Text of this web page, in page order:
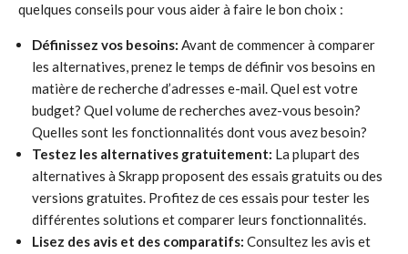
quelques conseils pour vous aider à faire le bon choix :
Définissez vos besoins: Avant de commencer à comparer
les alternatives, prenez le temps de définir vos besoins en
matière de recherche d’adresses e-mail. Quel est votre
budget? Quel volume de recherches avez-vous besoin?
Quelles sont les fonctionnalités dont vous avez besoin?
Testez les alternatives gratuitement: La plupart des
alternatives à Skrapp proposent des essais gratuits ou des
versions gratuites. Profitez de ces essais pour tester les
différentes solutions et comparer leurs fonctionnalités.
Lisez des avis et des comparatifs: Consultez les avis et